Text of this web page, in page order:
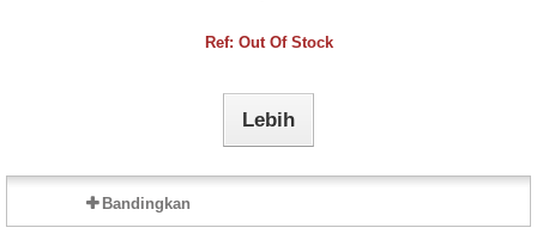
Ref: Out Of Stock
Lebih
Bandingkan